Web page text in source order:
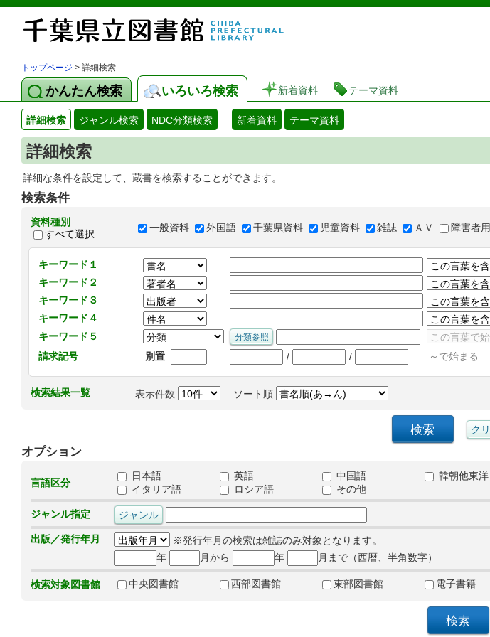
図書館 蔵書検索・予約システム
トップページ > 詳細検索
かんたん検索 いろいろ検索 新着資料 テーマ資料
詳細検索 ジャンル検索 NDC分類検索 新着資料 テーマ資料
詳細検索
詳細な条件を設定して、蔵書を検索することができます。
検索条件
資料種別
すべて選択
一般資料 外国語 千葉県資料 児童資料 雑誌 ＡＶ 障害者用
キーワード１
キーワード２
キーワード３
キーワード４
キーワード５
請求記号
別置 / / ～で始まる
検索結果一覧 表示件数 ソート順
オプション
言語区分
日本語 英語 中国語 韓朝他東洋
イタリア語
ロシア語 その他
ジャンル指定
出版／発行年月
※発行年月の検索は雑誌のみ対象となります。
年
月から 年 月まで（西暦、半角数字）
検索対象図書館 中央図書館 西部図書館 東部図書館 電子書籍